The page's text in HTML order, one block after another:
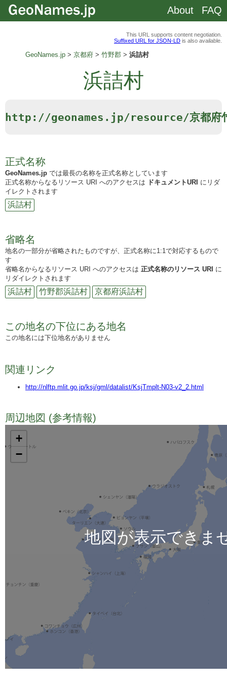
This URL supports content negotiation.
Suffixed URL for JSON-LD is also available.
GeoNames.jp 京都府 竹野郡 浜詰村
浜詰村
http://geonames.jp/resource/京都府竹
正式名称
GeoNames.jp では最長の名称を正式名称としています
正式名称からなるリソース URI へのアクセスは ドキュメントURI にリダ
イレクトされます
浜詰村
省略名
地名の一部分が省略されたものですが、正式名称に1:1で対応するもので
す
省略名からなるリソース URI へのアクセスは 正式名称のリソース URI に
リダイレクトされます
浜詰村 竹野郡浜詰村 京都府浜詰村
この地名の下位にある地名
この地名には下位地名がありません
関連リンク
http://nlftp.mlit.go.jp/ksj/gml/datalist/KsjTmplt-N03-v2_2.html
周辺地図 (参考情報)
+
−
地図が表示できま
About FAQ